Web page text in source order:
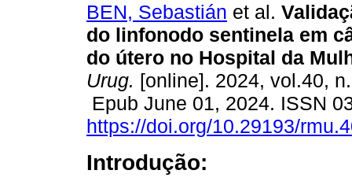
BEN, Sebastián et al.
do linfonodo sentinela em
do útero no Hospital da
Urug. [online]. 2024, vol.40,
Epub June 01, 2024. ISSN
https://doi.org/10.29193/
Introdução: